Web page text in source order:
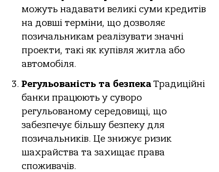
можуть надавати великі суми кредитів
на довші терміни, що дозволяє
позичальникам реалізувати значні
проекти, такі як купівля житла або
автомобіля.
Регульованість та безпека Традиційні
банки працюють у суворо
регульованому середовищі, що
забезпечує більшу безпеку для
позичальників. Це знижує ризик
шахрайства та захищає права
споживачів.